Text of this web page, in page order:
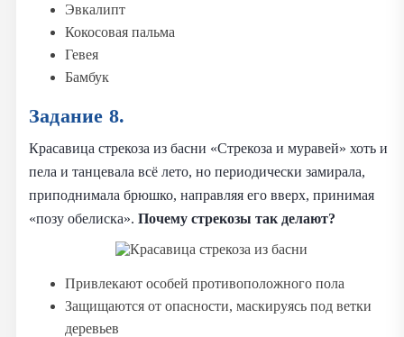
Эвкалипт
Кокосовая пальма
Гевея
Бамбук
Задание 8.
Красавица стрекоза из басни «Стрекоза и муравей» хоть и
пела и танцевала всё лето, но периодически замирала,
приподнимала брюшко, направляя его вверх, принимая
«позу обелиска». Почему стрекозы так делают?
Привлекают особей противоположного пола
Защищаются от опасности, маскируясь под ветки
деревьев